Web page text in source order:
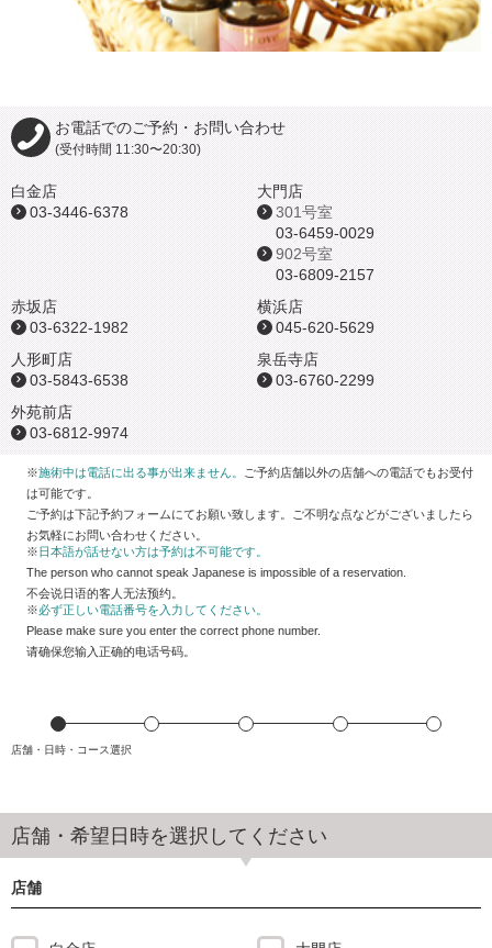
お電話でのご予約・お問い合わせ
(受付時間 11:30〜20:30)
白金店
03-3446-6378
大門店
301号室
03-6459-0029
902号室
03-6809-2157
赤坂店
03-6322-1982
横浜店
045-620-5629
人形町店
03-5843-6538
泉岳寺店
03-6760-2299
外苑前店
03-6812-9974
※施術中は電話に出る事が出来ません。
ご予約店舗以外の店舗への電話でもお受付
は可能です。
ご予約は下記予約フォームにてお願い致します。ご不明な点などがございましたら
お気軽にお問い合わせください。
※ 日本語が話せない方は予約は不可能です。
The person who cannot speak Japanese is impossible of a reservation.
不会说日语的客人无法预约。
※必ず正しい電話番号を入力してください。
Please make sure you enter the correct phone number.
请确保您输入正确的电话号码。
店舗・日時・コース選択
店舗・希望日時を選択してください
店舗
予約状況
横浜店
(営業時間 10:00～22:00)
人形町店
(営業時間 10:00～22:00)
03-5843-6538
予約状況
泉岳寺店
(営業時間 10:00～22:00)
03-6760-2299
予約状況
03-6812-9974